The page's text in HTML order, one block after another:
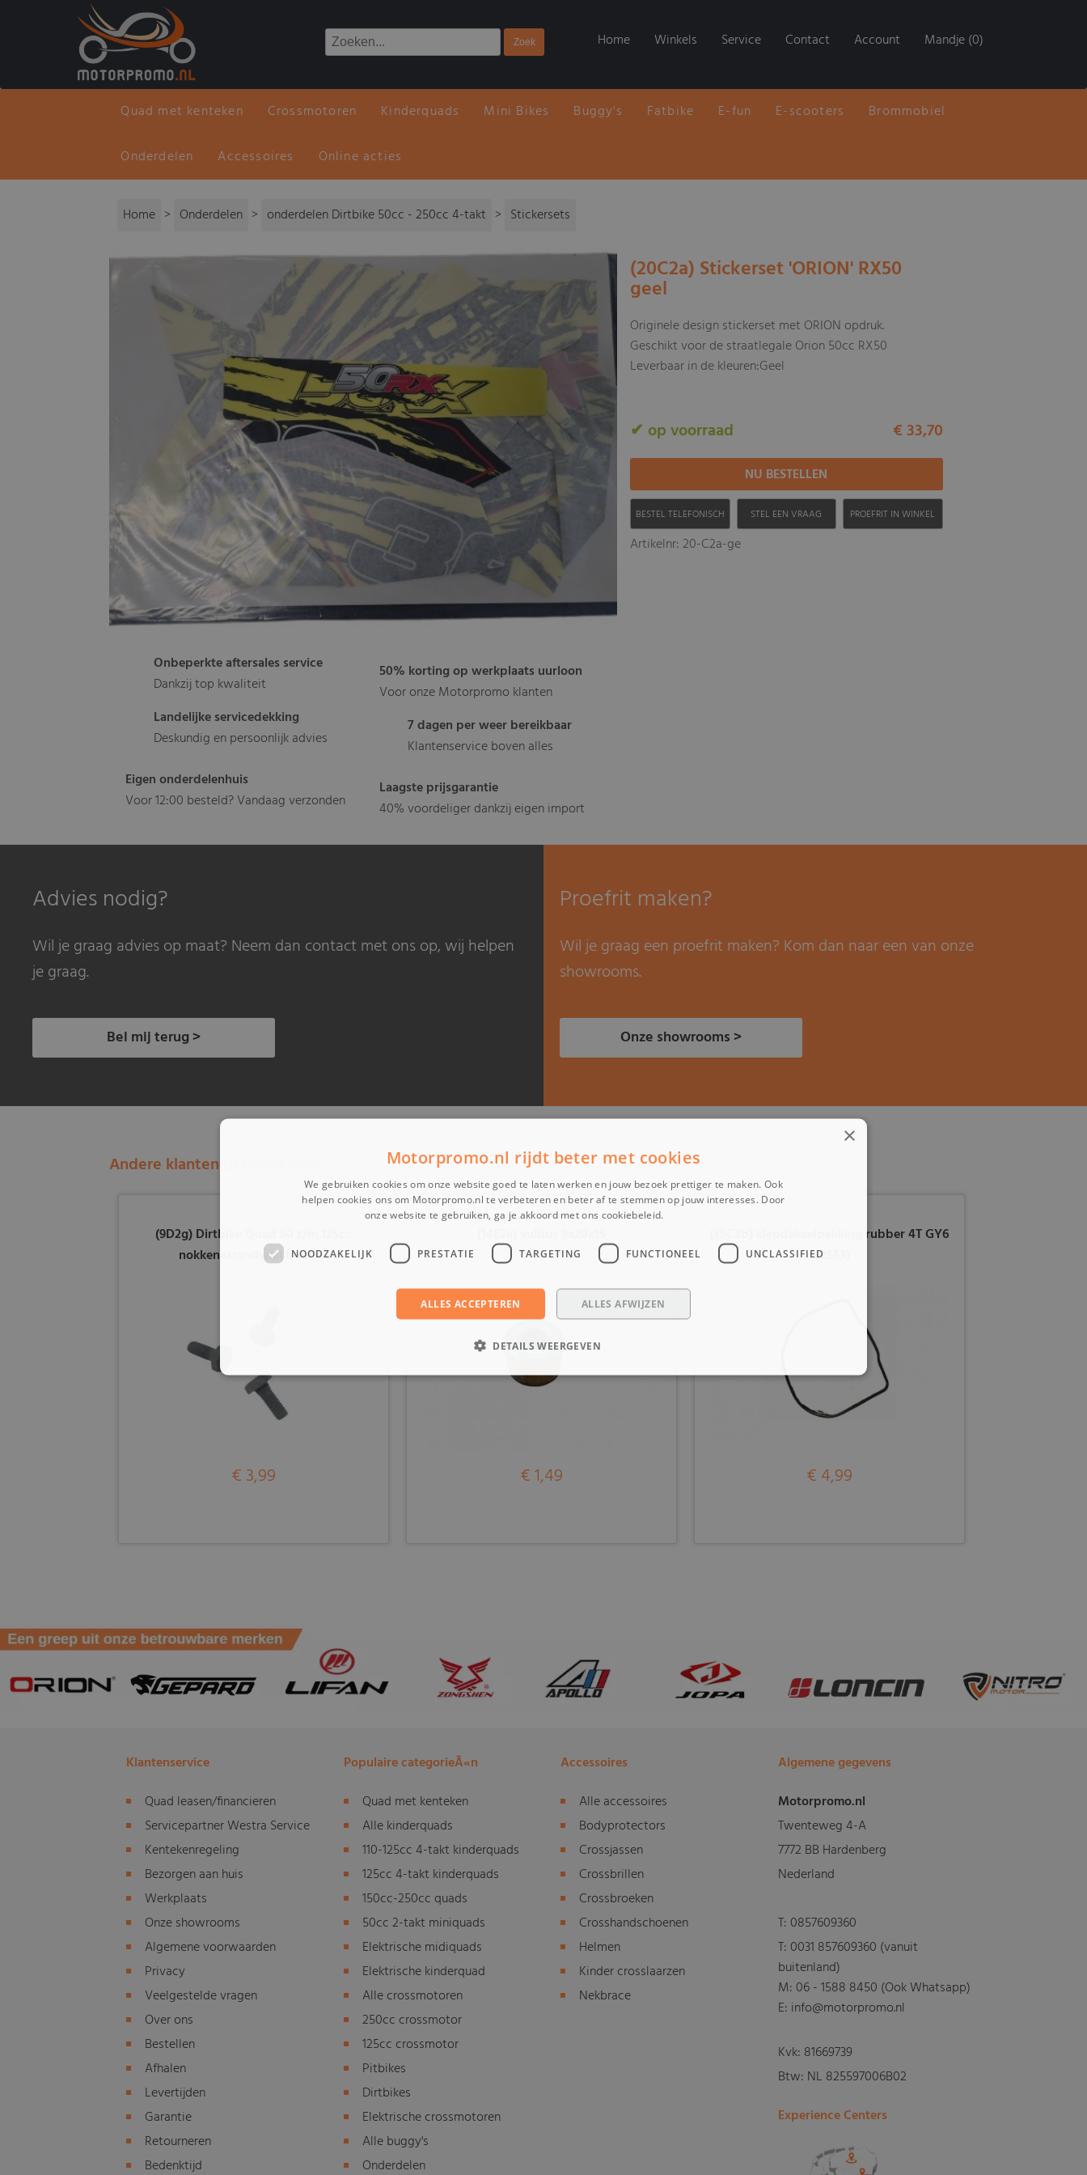
Home Winkels Service Contact Account Mandje (0)
Quad met kenteken Crossmotoren Kinderquads Mini Bikes Buggy's Fatbike E-fun E-scooters Brommobiel
Onderdelen Accessoires Online acties
Home > Onderdelen > onderdelen Dirtbike 50cc - 250cc 4-takt > Stickersets
Onbeperkte aftersales service
Dankzij top kwaliteit
Landelijke servicedekking
Deskundig en persoonlijk advies
Eigen onderdelenhuis
Voor 12:00 besteld? Vandaag verzonden
50% korting op werkplaats uurloon
Voor onze Motorpromo klanten
7 dagen per weer bereikbaar
Klantenservice boven alles
Laagste prijsgarantie
40% voordeliger dankzij eigen import
(20C2a) Stickerset 'ORION' RX50
geel
Originele design stickerset met ORION opdruk.
Geschikt voor de straatlegale Orion 50cc RX50
Leverbaar in de kleuren:Geel
✔ op voorraad € 33,70
BESTEL TELEFONISCH STEL EEN VRAAG PROEFRIT IN WINKEL
Artikelnr: 20-C2a-ge
Advies nodig?
Wil je graag advies op maat? Neem dan contact met ons op, wij helpen
je graag.
Bel mij terug >
Proefrit maken?
Wil je graag een proefrit maken? Kom dan naar een van onze
showrooms.
Onze showrooms >
Andere klanten bekeken ook:
(9D2g) Dirtbike Quad 50 t/m 125cc
nokkenastandwiel boutjes
€ 3,99 € 1,49
(35C3b) klepdekselpakking rubber 4T GY6
(32553)
€ 4,99
Klantenservice
Quad leasen/financieren
Servicepartner Westra Service
Kentekenregeling
Bezorgen aan huis
Werkplaats
Onze showrooms
Algemene voorwaarden
Privacy
Veelgestelde vragen
Over ons
Bestellen
Afhalen
Levertijden
Garantie
Retourneren
Bedenktijd
Populaire categorieÃ«n
Quad met kenteken
Alle kinderquads
110-125cc 4-takt kinderquads
125cc 4-takt kinderquads
150cc-250cc quads
50cc 2-takt miniquads
Elektrische midiquads
Elektrische kinderquad
Alle crossmotoren
250cc crossmotor
125cc crossmotor
Pitbikes
Dirtbikes
Elektrische crossmotoren
Alle buggy's
Onderdelen
Accessoires
Alle accessoires
Bodyprotectors
Crossjassen
Crossbrillen
Crossbroeken
Crosshandschoenen
Helmen
Kinder crosslaarzen
Nekbrace
Algemene gegevens
Motorpromo.nl
Twenteweg 4-A
7772 BB Hardenberg
Nederland
T:0857609360
T:0031 857609360 (vanuit
buitenland)
M:06 - 1588 8450 (Ook Whatsapp)
E: info@motorpromo.nl
Kvk: 81669739
Btw: NL 825597006B02
Experience Centers
×
Motorpromo.nl rijdt beter met cookies
We gebruiken cookies om onze website goed te laten werken en jouw bezoek prettiger te maken. Ook
helpen cookies ons om Motorpromo.nl te verbeteren en beter af te stemmen op jouw interesses. Door
onze website te gebruiken, ga je akkoord met ons cookiebeleid.
NOODZAKELIJK PRESTATIE TARGETING FUNCTIONEEL UNCLASSIFIED
ALLES ACCEPTEREN ALLES AFWIJZEN
DETAILS WEERGEVEN